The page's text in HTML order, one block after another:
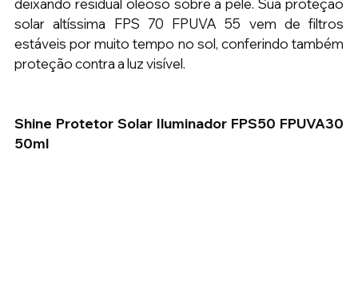
solar altíssima FPS 70 FPUVA 55 vem de filtros
estáveis por muito tempo no sol, conferindo também
proteção contra a luz visível.
Shine Protetor Solar Iluminador FPS50 FPUVA30
50ml